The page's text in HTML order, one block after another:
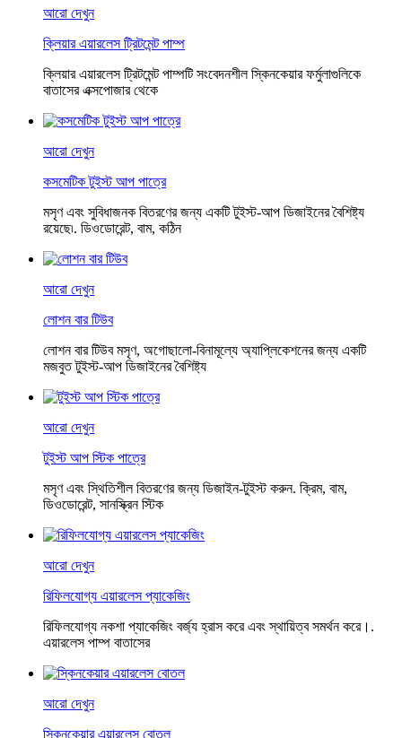
আরো দেখুন
ক্লিয়ার এয়ারলেস ট্রিটমেন্ট পাম্প
ক্লিয়ার এয়ারলেস ট্রিটমেন্ট পাম্পটি সংবেদনশীল স্কিনকেয়ার ফর্মুলাগুলিকে
বাতাসের এক্সপোজার থেকে
আরো দেখুন
কসমেটিক টুইস্ট আপ পাত্রে
মসৃণ এবং সুবিধাজনক বিতরণের জন্য একটি টুইস্ট-আপ ডিজাইনের বৈশিষ্ট্য
রয়েছে৷. ডিওডোরেন্ট, বাম, কঠিন
আরো দেখুন
লোশন বার টিউব
লোশন বার টিউব মসৃণ, অগোছালো-বিনামূল্যে অ্যাপ্লিকেশনের জন্য একটি
মজবুত টুইস্ট-আপ ডিজাইনের বৈশিষ্ট্য
আরো দেখুন
টুইস্ট আপ স্টিক পাত্রে
মসৃণ এবং স্থিতিশীল বিতরণের জন্য ডিজাইন-টুইস্ট করুন. ক্রিম, বাম,
ডিওডোরেন্ট, সানস্ক্রিন স্টিক
আরো দেখুন
রিফিলযোগ্য এয়ারলেস প্যাকেজিং
রিফিলযোগ্য নকশা প্যাকেজিং বর্জ্য হ্রাস করে এবং স্থায়িত্ব সমর্থন করে।.
এয়ারলেস পাম্প বাতাসের
আরো দেখুন
স্কিনকেয়ার এয়ারলেস বোতল